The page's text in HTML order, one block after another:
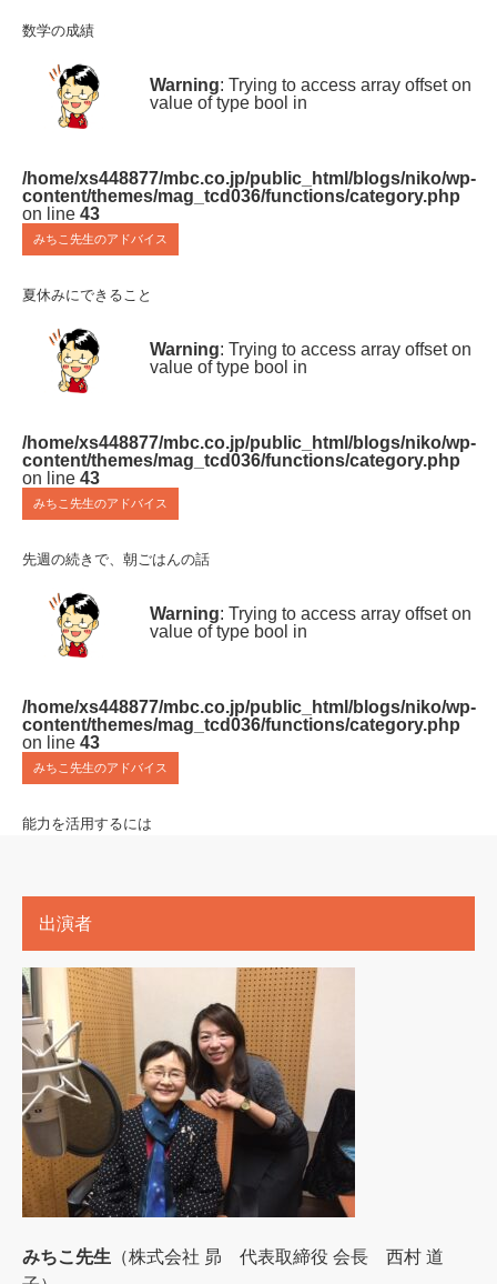
数学の成績
Warning: Trying to access array offset on
value of type bool in
/home/xs448877/mbc.co.jp/public_html/blogs/niko/wp-
content/themes/mag_tcd036/functions/category.php
on line 43
みちこ先生のアドバイス
夏休みにできること
Warning: Trying to access array offset on
value of type bool in
/home/xs448877/mbc.co.jp/public_html/blogs/niko/wp-
content/themes/mag_tcd036/functions/category.php
on line 43
みちこ先生のアドバイス
先週の続きで、朝ごはんの話
Warning: Trying to access array offset on
value of type bool in
/home/xs448877/mbc.co.jp/public_html/blogs/niko/wp-
content/themes/mag_tcd036/functions/category.php
on line 43
みちこ先生のアドバイス
能力を活用するには
出演者
みちこ先生 （株式会社 昴 代表取締役 会長 西村 道